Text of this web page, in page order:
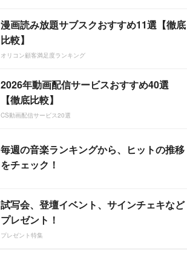
漫画読み放題サブスクおすすめ11選【徹底
比較】
オリコン顧客満足度ランキング
2026年動画配信サービスおすすめ40選
【徹底比較】
CS動画配信サービス20選
毎週の音楽ランキングから、ヒットの推移
をチェック！
試写会、登壇イベント、サインチェキなど
プレゼント！
プレゼント特集